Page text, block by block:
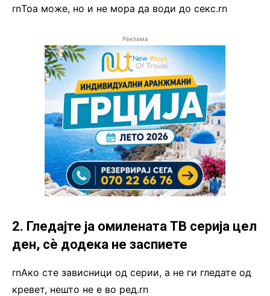
rnТоа може, но и не мора да води до секс.rn
Реклама
2. Гледајте ја омилената ТВ серија цел
ден, сè додека не заспиете
rnАко сте зависници од серии, а не ги гледате од
кревет, нешто не е во ред.rn